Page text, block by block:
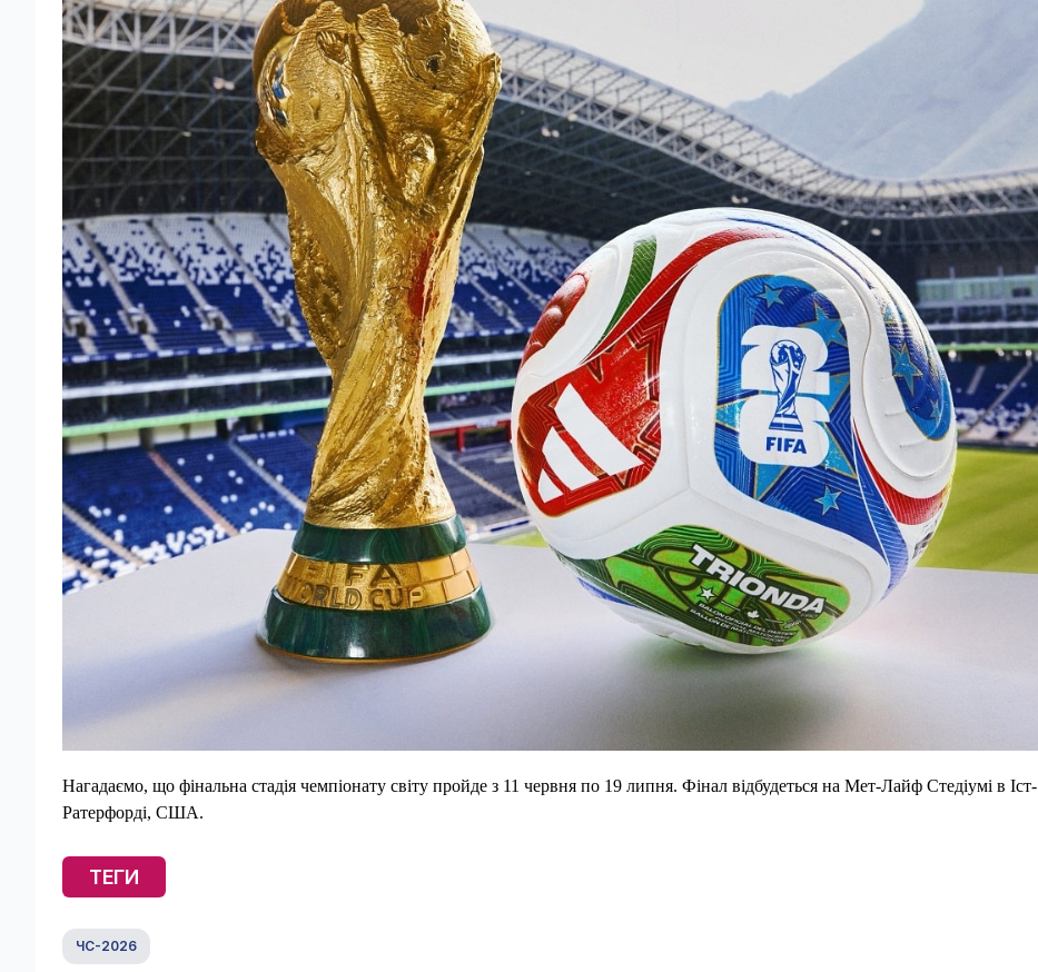
Нагадаємо, що фінальна стадія чемпіонату світу пройде з 11 червня по 19 липня. Фінал відбудеться на Мет-Лайф Стедіумі в Іст-
Ратерфорді, США.
ТЕГИ
ЧС-2026